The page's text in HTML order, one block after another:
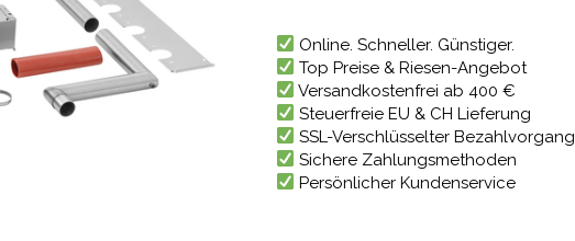
Online. Schneller. Günstiger.
Top Preise & Riesen-Angebot
Versandkostenfrei ab 400 €
Steuerfreie EU & CH Lieferung
SSL-Verschlüsselter Bezahlvorgang
Sichere Zahlungsmethoden
Persönlicher Kundenservice